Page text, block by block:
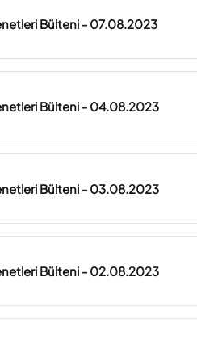
Bülteni - 07.08.2023
Bülteni - 04.08.2023
Bülteni - 03.08.2023
Bülteni - 02.08.2023